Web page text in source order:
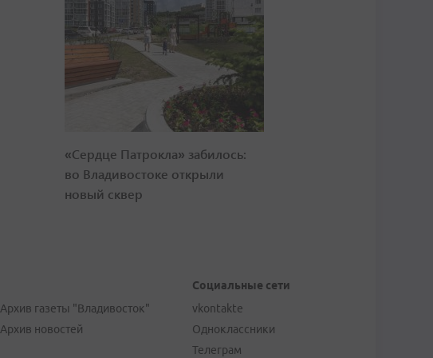
«Сердце Патрокла» забилось:
во Владивостоке открыли
новый сквер
Архив газеты "Владивосток"
Архив новостей
Социальные сети
vkontakte
Одноклассники
Телеграм